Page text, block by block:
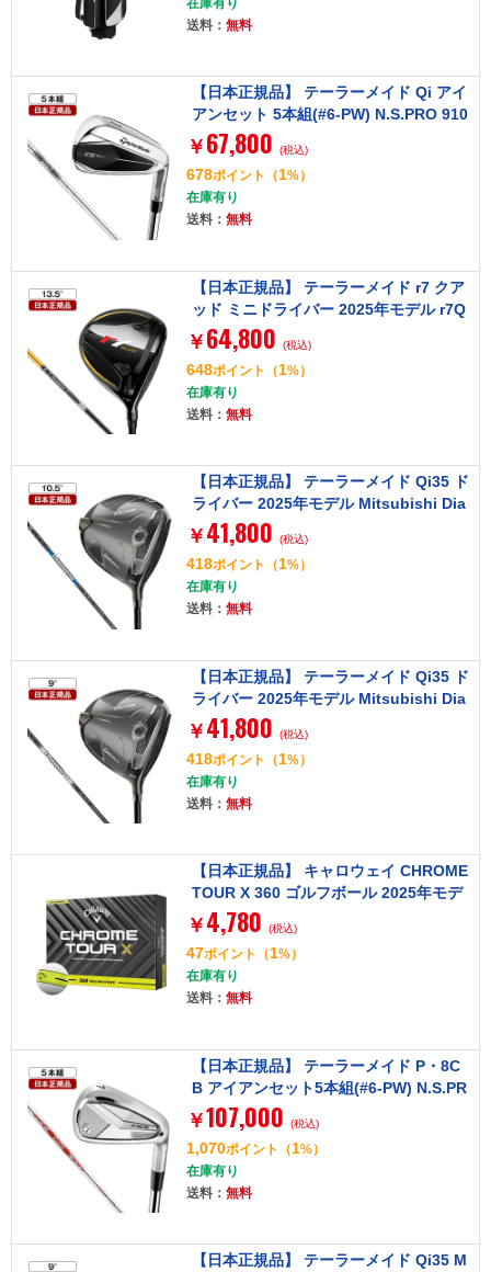
ッグ付き
送料： 無料
【日本正規品】 テーラーメイド Qi アイ
アンセット 5本組(#6-PW) N.S.PRO 910
GH スチールシャフト S
￥ 67,800 (税込)
678ポイント （1%）
在庫有り
送料： 無料
【日本正規品】 テーラーメイド r7 クア
ッド ミニドライバー 2025年モデル r7Q
MD Diamana SILVER TM55 (S) シャフ
ト 13.5 S
￥ 64,800 (税込)
648ポイント （1%）
在庫有り
送料： 無料
【日本正規品】 テーラーメイド Qi35 ド
ライバー 2025年モデル Mitsubishi Dia
mana Blue TM50-Rフレックス 10.5°
￥ 41,800 (税込)
418ポイント （1%）
在庫有り
送料： 無料
【日本正規品】 テーラーメイド Qi35 ド
ライバー 2025年モデル Mitsubishi Dia
mana Silver TM55-Sフレックス 9.0°
￥ 41,800 (税込)
418ポイント （1%）
在庫有り
送料： 無料
【日本正規品】 キャロウェイ CHROME
TOUR X 360 ゴルフボール 2025年モデ
ル イエローストライプ 1ダース(12個入
り)
￥ 4,780 (税込)
47ポイント （1%）
在庫有り
送料： 無料
【日本正規品】 テーラーメイド P・8C
B アイアンセット5本組(#6-PW) N.S.PR
O MODUS3 TOUR 105 (S)
￥107,000 (税込)
1,070ポイント （1%）
在庫有り
送料： 無料
【日本正規品】 テーラーメイド Qi35 M